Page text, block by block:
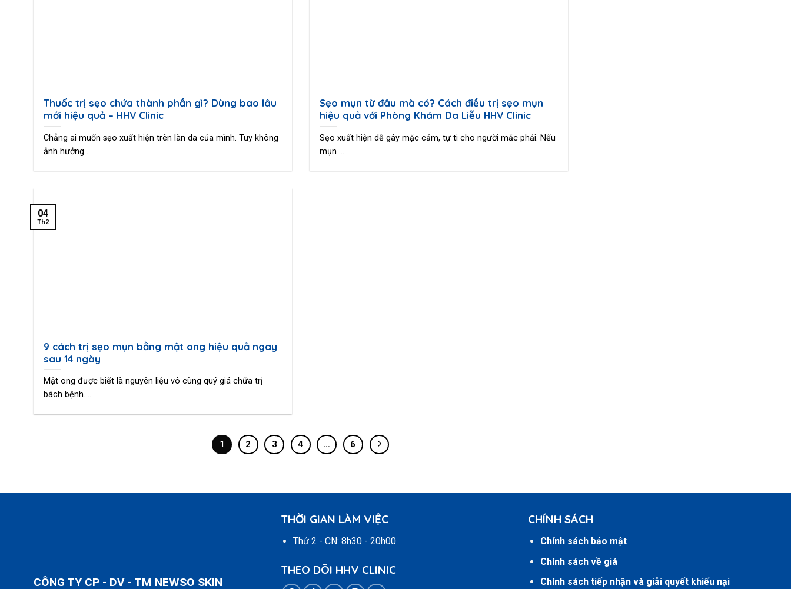
Thuốc trị sẹo chứa thành phần gì? Dùng bao lâu
mới hiệu quả – HHV Clinic
Chẳng ai muốn sẹo xuất hiện trên làn da của mình. Tuy không
ảnh hưởng ...
Sẹo mụn từ đâu mà có? Cách điều trị sẹo mụn
hiệu quả với Phòng Khám Da Liễu HHV Clinic
Sẹo xuất hiện dễ gây mặc cảm, tự ti cho người mắc phải. Nếu
mụn ...
9 cách trị sẹo mụn bằng mật ong hiệu quả ngay
sau 14 ngày
Mật ong được biết là nguyên liệu vô cùng quý giá chữa trị
bách bệnh. ...
04
Th2
1 2 3 4 … 6
CÔNG TY CP - DV - TM NEWSO SKIN
THỜI GIAN LÀM VIỆC
Thứ 2 - CN: 8h30 - 20h00
THEO DÕI HHV CLINIC
CHÍNH SÁCH
Chính sách bảo mật
Chính sách về giá
Chính sách tiếp nhận và giải quyết khiếu nại